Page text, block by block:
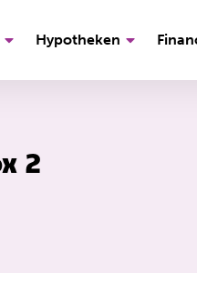
Hypotheken
2